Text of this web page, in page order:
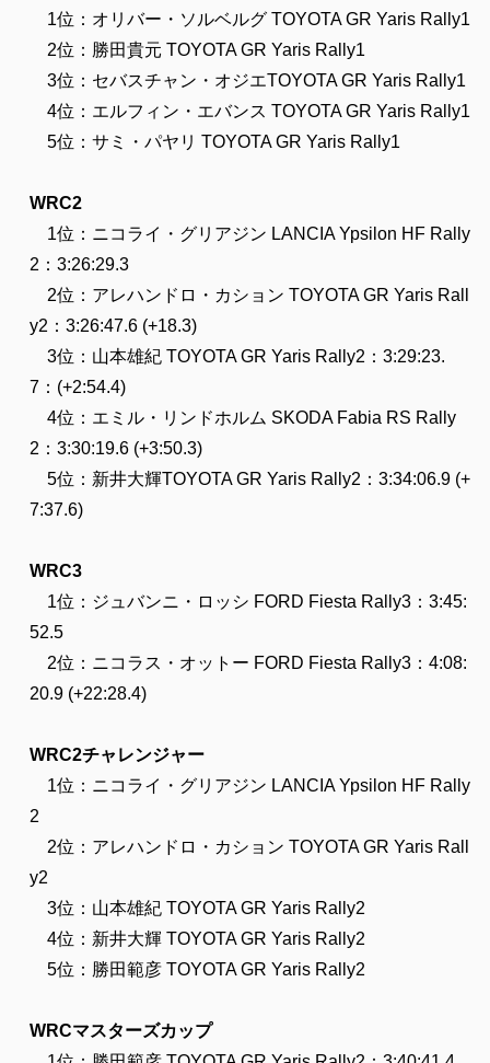
1位：オリバー・ソルベルグ TOYOTA GR Yaris Rally1
2位：勝田貴元 TOYOTA GR Yaris Rally1
3位：セバスチャン・オジエTOYOTA GR Yaris Rally1
4位：エルフィン・エバンス TOYOTA GR Yaris Rally1
5位：サミ・パヤリ TOYOTA GR Yaris Rally1
WRC2
1位：ニコライ・グリアジン LANCIA Ypsilon HF Rally
2：3:26:29.3
2位：アレハンドロ・カション TOYOTA GR Yaris Rall
y2：3:26:47.6 (+18.3)
3位：山本雄紀 TOYOTA GR Yaris Rally2：3:29:23.
7：(+2:54.4)
4位：エミル・リンドホルム SKODA Fabia RS Rally
2：3:30:19.6 (+3:50.3)
5位：新井大輝TOYOTA GR Yaris Rally2：3:34:06.9 (+
7:37.6)
WRC3
1位：ジュバンニ・ロッシ FORD Fiesta Rally3：3:45:
52.5
2位：ニコラス・オットー FORD Fiesta Rally3：4:08:
20.9 (+22:28.4)
WRC2チャレンジャー
1位：ニコライ・グリアジン LANCIA Ypsilon HF Rally
2
2位：アレハンドロ・カション TOYOTA GR Yaris Rall
y2
3位：山本雄紀 TOYOTA GR Yaris Rally2
4位：新井大輝 TOYOTA GR Yaris Rally2
5位：勝田範彦 TOYOTA GR Yaris Rally2
WRCマスターズカップ